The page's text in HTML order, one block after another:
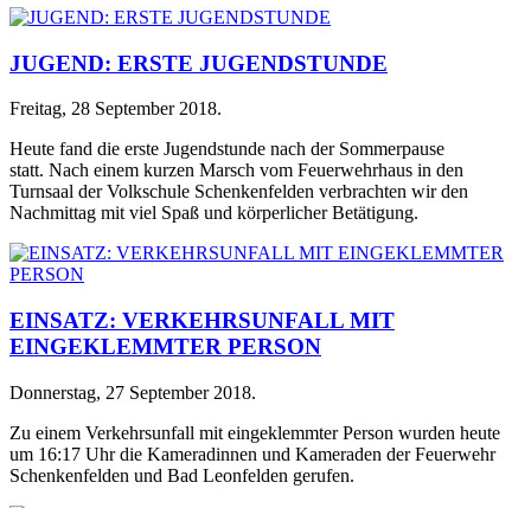
JUGEND: ERSTE JUGENDSTUNDE
Freitag, 28 September 2018.
Heute fand die erste Jugendstunde nach der Sommerpause
statt. Nach einem kurzen Marsch vom Feuerwehrhaus in den
Turnsaal der Volkschule Schenkenfelden verbrachten wir den
Nachmittag mit viel Spaß und körperlicher Betätigung.
EINSATZ: VERKEHRSUNFALL MIT
EINGEKLEMMTER PERSON
Donnerstag, 27 September 2018.
Zu einem Verkehrsunfall mit eingeklemmter Person wurden heute
um 16:17 Uhr die Kameradinnen und Kameraden der Feuerwehr
Schenkenfelden und Bad Leonfelden gerufen.